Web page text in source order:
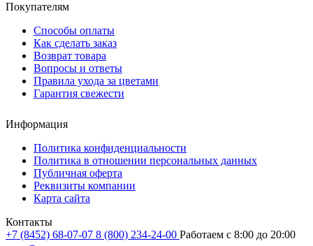
Покупателям
Способы оплаты
Как сделать заказ
Возврат товара
Вопросы и ответы
Правила ухода за цветами
Гарантия свежести
Информация
Политика конфиденциальности
Политика в отношении персональных данных
Публичная оферта
Реквизиты компании
Карта сайта
Контакты
+7 (8452) 68-07-07 8 (800) 234-24-00 Работаем c 8:00 до 20:00